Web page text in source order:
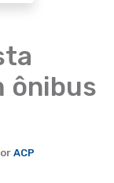
ônibus
ACP